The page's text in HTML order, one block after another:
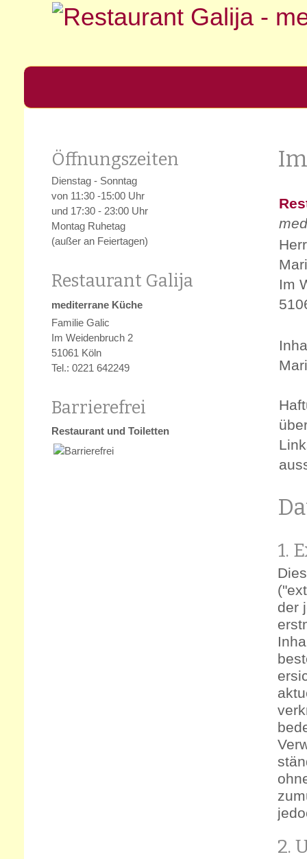
Restaurant Bierschwemme
Öffnungszeiten
Dienstag - Sonntag
von 11:30 -15:00 Uhr
und 17:30 - 23:00 Uhr
Montag Ruhetag
(außer an Feiertagen)
Restaurant Galija
mediterrane Küche
Familie Galic
Im Weidenbruch 2
51061 Köln
Tel.: 0221 642249
Barrierefrei
Restaurant und Toiletten
Herr
Im
1.
der
2.